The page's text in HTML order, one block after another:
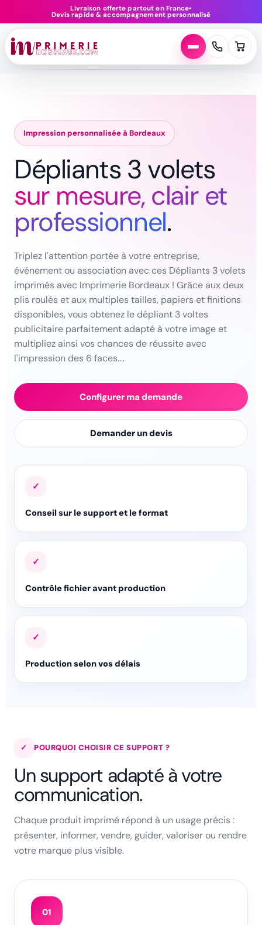
au
contenu
Livraison offerte partout en France•
Devis rapide & accompagnement personnalisé
Impression personnalisée à Bordeaux
Dépliants 3 volets
sur mesure, clair et
professionnel.
Triplez l'attention portée à votre entreprise,
événement ou association avec ces Dépliants 3 volets
imprimés avec Imprimerie Bordeaux ! Grâce aux deux
plis roulés et aux multiples tailles, papiers et finitions
disponibles, vous obtenez le dépliant 3 voltes
publicitaire parfaitement adapté à votre image et
multipliez ainsi vos chances de réussite avec
l'impression des 6 faces.…
Configurer ma demande
Demander un devis
✓
Conseil sur le support et le format
✓
Contrôle fichier avant production
✓
Production selon vos délais
✓ POURQUOI CHOISIR CE SUPPORT ?
Un support adapté à votre
communication.
Chaque produit imprimé répond à un usage précis :
présenter, informer, vendre, guider, valoriser ou rendre
votre marque plus visible.
01